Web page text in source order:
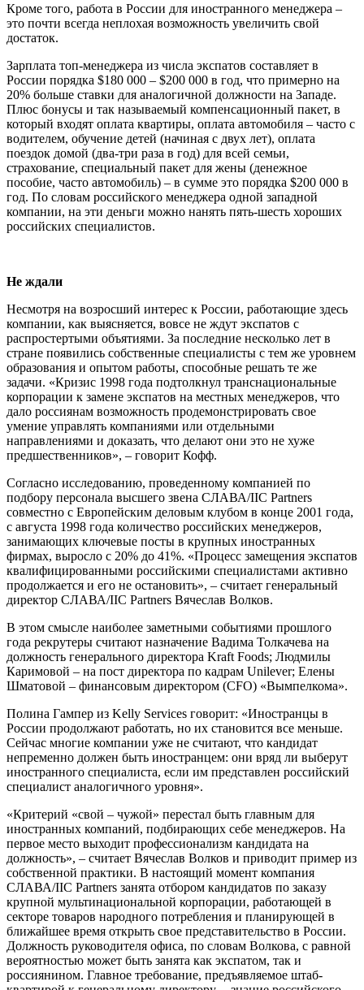
Кроме того, работа в России для иностранного менеджера –
это почти всегда неплохая возможность увеличить свой
достаток.
Зарплата топ-менеджера из числа экспатов составляет в
России порядка $180 000 – $200 000 в год, что примерно на
20% больше ставки для аналогичной должности на Западе.
Плюс бонусы и так называемый компенсационный пакет, в
который входят оплата квартиры, оплата автомобиля – часто с
водителем, обучение детей (начиная с двух лет), оплата
поездок домой (два-три раза в год) для всей семьи,
страхование, специальный пакет для жены (денежное
пособие, часто автомобиль) – в сумме это порядка $200 000 в
год. По словам российского менеджера одной западной
компании, на эти деньги можно нанять пять-шесть хороших
российских специалистов.
Не ждали
Несмотря на возросший интерес к России, работающие здесь
компании, как выясняется, вовсе не ждут экспатов с
распростертыми объятиями. За последние несколько лет в
стране появились собственные специалисты с тем же уровнем
образования и опытом работы, способные решать те же
задачи. «Кризис 1998 года подтолкнул транснациональные
корпорации к замене экспатов на местных менеджеров, что
дало россиянам возможность продемонстрировать свое
умение управлять компаниями или отдельными
направлениями и доказать, что делают они это не хуже
предшественников», – говорит Кофф.
Согласно исследованию, проведенному компанией по
подбору персонала высшего звена СЛАВА/IIC Partners
совместно с Европейским деловым клубом в конце 2001 года,
с августа 1998 года количество российских менеджеров,
занимающих ключевые посты в крупных иностранных
фирмах, выросло с 20% до 41%. «Процесс замещения экспатов
квалифицированными российскими специалистами активно
продолжается и его не остановить», – считает генеральный
директор СЛАВА/IIC Partners Вячеслав Волков.
В этом смысле наиболее заметными событиями прошлого
года рекрутеры считают назначение Вадима Толкачева на
должность генерального директора Kraft Foods; Людмилы
Каримовой – на пост директора по кадрам Unilever; Елены
Шматовой – финансовым директором (CFO) «Вымпелкома».
Полина Гампер из Kelly Services говорит: «Иностранцы в
России продолжают работать, но их становится все меньше.
Сейчас многие компании уже не считают, что кандидат
непременно должен быть иностранцем: они вряд ли выберут
иностранного специалиста, если им представлен российский
специалист аналогичного уровня».
«Критерий «свой – чужой» перестал быть главным для
иностранных компаний, подбирающих себе менеджеров. На
первое место выходит профессионализм кандидата на
должность», – считает Вячеслав Волков и приводит пример из
собственной практики. В настоящий момент компания
СЛАВА/IIC Partners занята отбором кандидатов по заказу
крупной мультинациональной корпорации, работающей в
секторе товаров народного потребления и планирующей в
ближайшее время открыть свое представительство в России.
Должность руководителя офиса, по словам Волкова, с равной
вероятностью может быть занята как экспатом, так и
россиянином. Главное требование, предъявляемое штаб-